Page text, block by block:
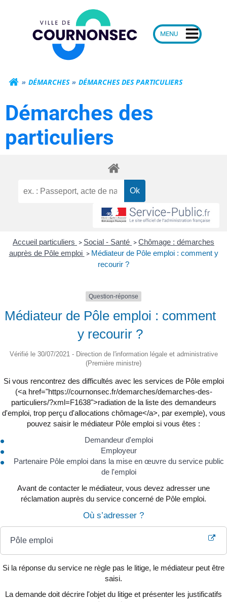
Mairie de
DÉMARCHES DÉMARCHES DES PARTICULIERS
Démarches des
particuliers
Accueil particuliers > Social - Santé > Chômage : démarches
auprès de Pôle emploi > Médiateur de Pôle emploi : comment y
recourir ?
Question-réponse
Médiateur de Pôle emploi : comment
y recourir ?
Vérifié le 30/07/2021 - Direction de l'information légale et administrative
(Première ministre)
Si vous rencontrez des difficultés avec les services de Pôle emploi
(<a href="https://cournonsec.fr/demarches/demarches-des-
particuliers/?xml=F1638">radiation de la liste des demandeurs
d'emploi, trop perçu d'allocations chômage</a>, par exemple), vous
pouvez saisir le médiateur Pôle emploi si vous êtes :
Demandeur d'emploi
Employeur
Partenaire Pôle emploi dans la mise en œuvre du service public
de l'emploi
Avant de contacter le médiateur, vous devez adresser une
réclamation auprès du service concerné de Pôle emploi.
Où s’adresser ?
Pôle emploi
Si la réponse du service ne règle pas le litige, le médiateur peut être
saisi.
La demande doit décrire l'objet du litige et présenter les justificatifs